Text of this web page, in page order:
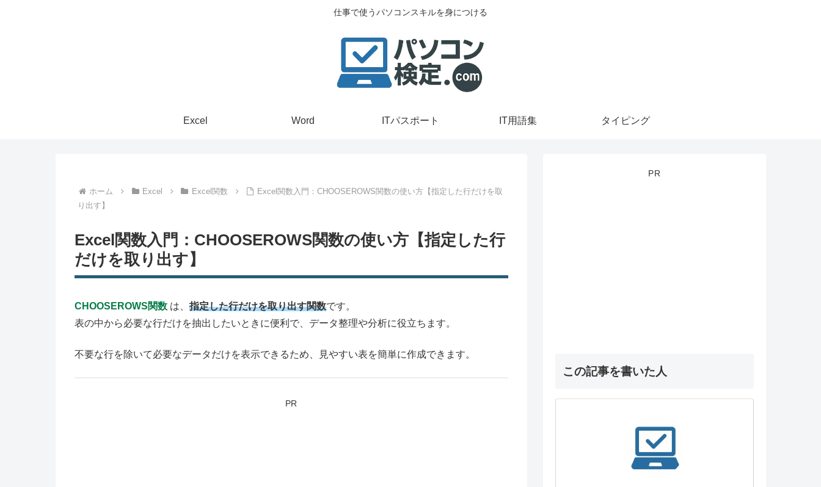
仕事で使うパソコンスキルを身につける
Excel Word ITパスポート IT用語集 タイピング
ホーム Excel Excel関数
Excel関数入門：CHOOSEROWS関数の使い方【指定した行だけを取
り出す】
Excel関数入門：CHOOSEROWS関数の使い方【指定した行
だけを取り出す】
CHOOSEROWS関数は、 指定した行だけを取り出す関数です。
表の中から必要な行だけを抽出したいときに便利で、データ整理や分析に役立ちます。
不要な行を除いて必要なデータだけを表示できるため、見やすい表を簡単に作成できます。
PR
PR
この記事を書いた人